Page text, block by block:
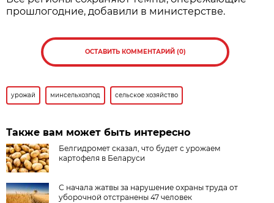
прошлогодние, добавили в министерстве.
ОСТАВИТЬ КОММЕНТАРИЙ (0)
урожай минсельхозпод сельское хозяйство
Также вам может быть интересно
Белгидромет сказал, что будет с урожаем
картофеля в Беларуси
С начала жатвы за нарушение охраны труда от
уборочной отстранены 47 человек